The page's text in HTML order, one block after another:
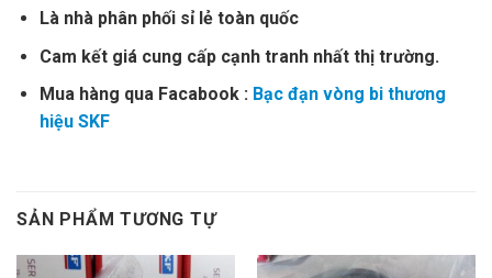
Là nhà phân phối sỉ lẻ toàn quốc
Cam kết giá cung cấp cạnh tranh nhất thị trường.
Mua hàng qua Facabook : Bạc đạn vòng bi thương
hiệu SKF
SẢN PHẨM TƯƠNG TỰ